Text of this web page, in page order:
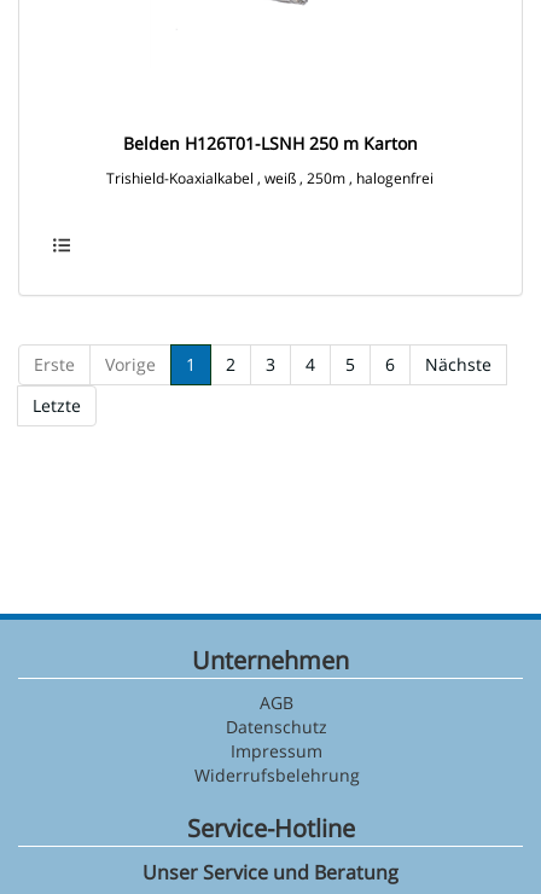
Belden H126T01-LSNH 250 m Karton
Trishield-Koaxialkabel , weiß , 250m , halogenfrei
Erste Vorige 1 2 3 4 5 6
Nächste
Letzte
Unternehmen
AGB
Datenschutz
Impressum
Widerrufsbelehrung
Service-Hotline
Unser Service und Beratung